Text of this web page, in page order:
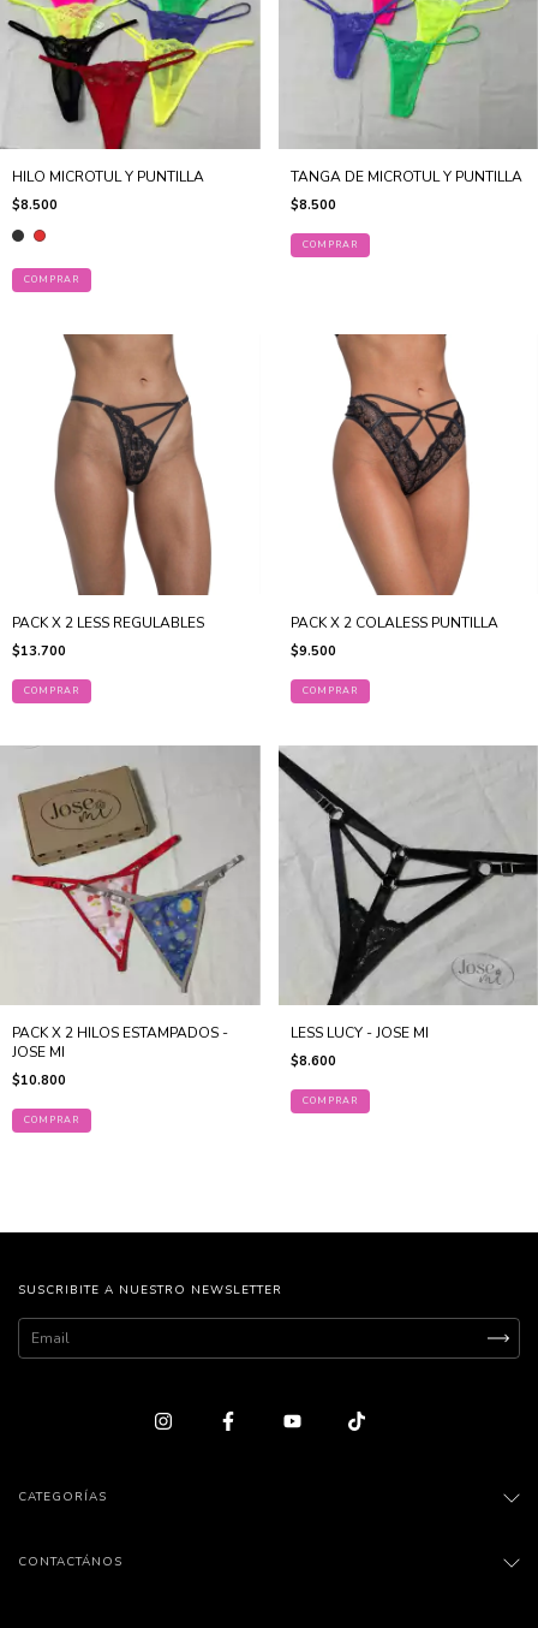
HILO MICROTUL Y PUNTILLA
$8.500
COMPRAR
TANGA DE MICROTUL Y PUNTILLA
$8.500
COMPRAR
PACK X 2 LESS REGULABLES
$13.700
COMPRAR
PACK X 2 COLALESS PUNTILLA
$9.500
COMPRAR
PACK X 2 HILOS ESTAMPADOS -
JOSE MI
$10.800
COMPRAR
LESS LUCY - JOSE MI
$8.600
COMPRAR
SUSCRIBITE A NUESTRO NEWSLETTER
CATEGORÍAS
CONTACTÁNOS